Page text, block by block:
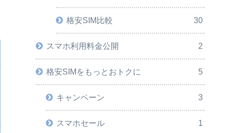
格安SIM比較 30
スマホ利用料金公開 2
格安SIMをもっとおトクに 5
キャンペーン 3
スマホセール 1